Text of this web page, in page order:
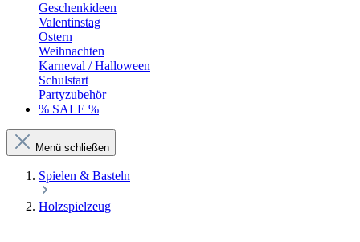
Geschenkideen
Valentinstag
Ostern
Weihnachten
Karneval / Halloween
Schulstart
Partyzubehör
% SALE %
Menü schließen
Spielen & Basteln
Holzspielzeug